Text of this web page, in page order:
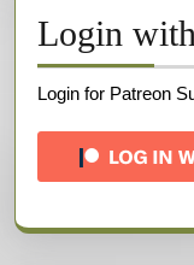
Login
Login for Patreon